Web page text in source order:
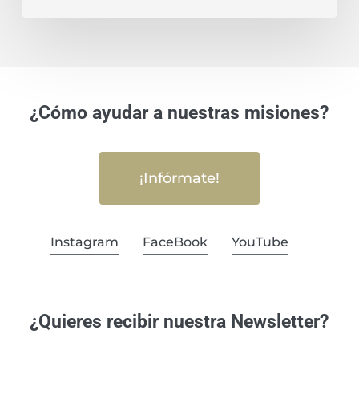
¿Cómo ayudar a nuestras misiones?
¡Infórmate!
Instagram FaceBook YouTube
¿Quieres recibir nuestra Newsletter?